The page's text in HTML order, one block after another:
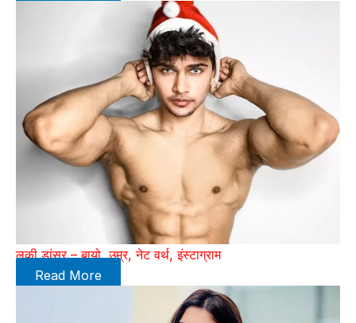
लकी डांसर – बायो, उम्र, नेट वर्थ, इंस्टाग्राम
Read More